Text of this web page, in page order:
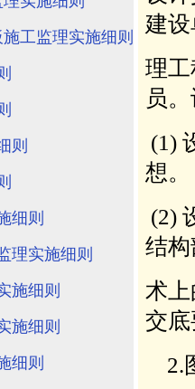
工监理实施细则
则
细则
理实施细则
施细则
施细则
细则